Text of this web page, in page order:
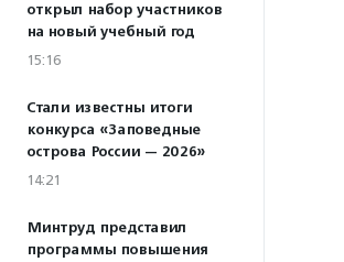
открыл набор участников
на новый учебный год
15:16
Стали известны итоги
конкурса «Заповедные
острова России — 2026»
14:21
Минтруд представил
программы повышения